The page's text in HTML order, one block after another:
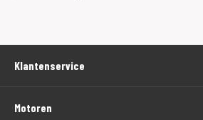
Klantenservice
Motoren